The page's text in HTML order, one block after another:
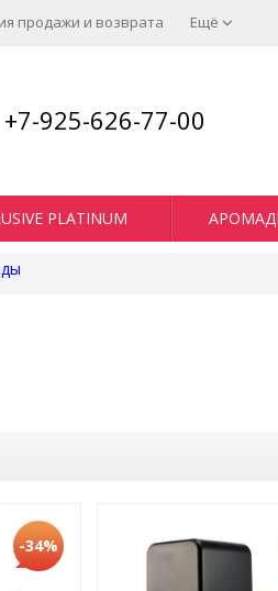
продажи и возврата Ещё
+7-925-626-77-00
PLATINUM
-34%